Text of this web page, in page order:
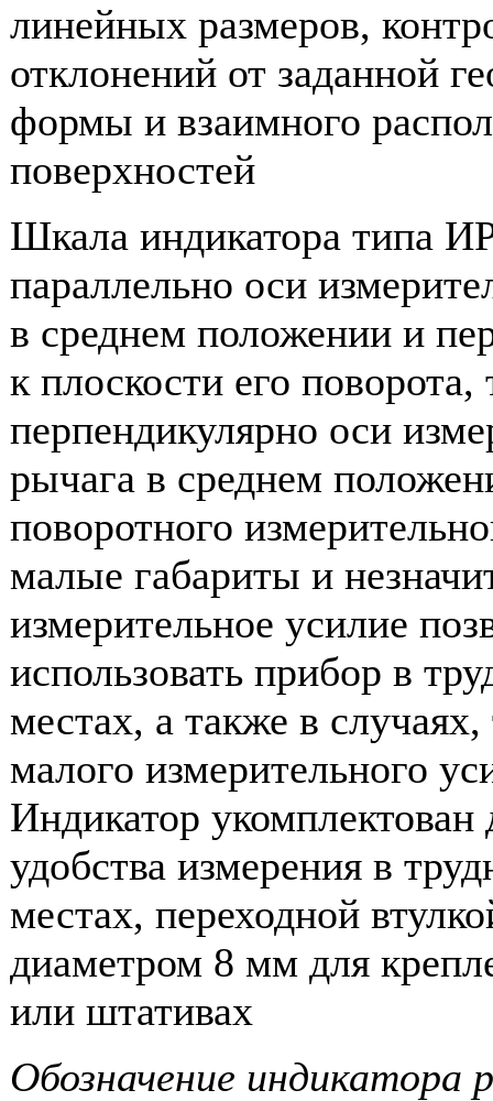
линейных размеров,
отклонений от заданной
формы и взаимного
поверхностей
Шкала индикатора типа
параллельно оси
в среднем положении и
к плоскости его
перпендикулярно оси
рычага в среднем
поворотного
малые габариты и
измерительное усилие
использовать прибор в
местах, а также в
малого измерительного
Индикатор укомплектован
удобства измерения в
местах, переходной
диаметром 8 мм для
или штативах
Обозначение индикатора